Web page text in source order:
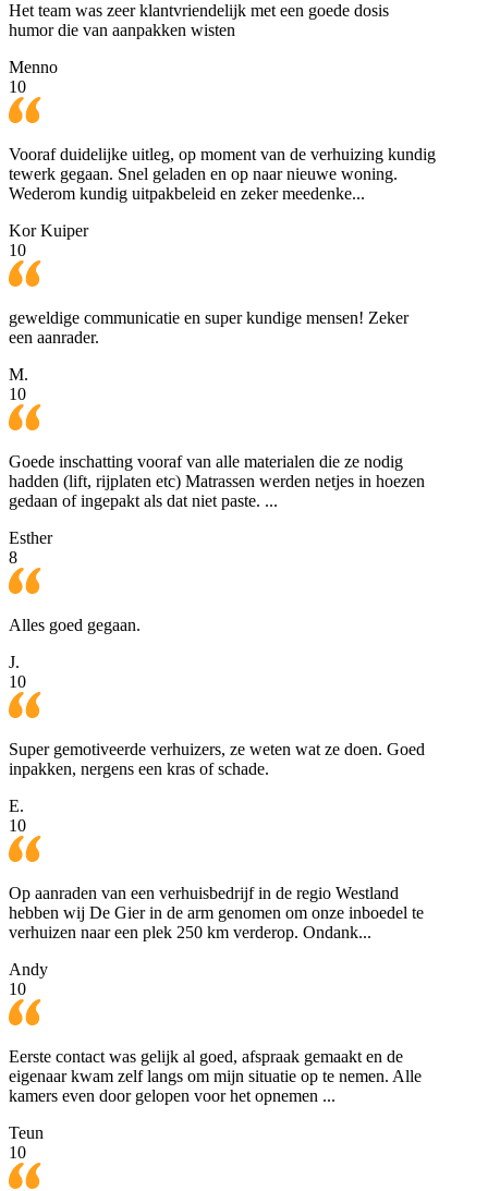
Het team was zeer klantvriendelijk met een goede dosis
humor die van aanpakken wisten
Menno
10
Vooraf duidelijke uitleg, op moment van de verhuizing kundig
tewerk gegaan. Snel geladen en op naar nieuwe woning.
Wederom kundig uitpakbeleid en zeker meedenke...
Kor Kuiper
10
geweldige communicatie en super kundige mensen! Zeker
een aanrader.
M.
10
Goede inschatting vooraf van alle materialen die ze nodig
hadden (lift, rijplaten etc) Matrassen werden netjes in hoezen
gedaan of ingepakt als dat niet paste. ...
Esther
8
Alles goed gegaan.
J.
10
Super gemotiveerde verhuizers, ze weten wat ze doen. Goed
inpakken, nergens een kras of schade.
E.
10
Op aanraden van een verhuisbedrijf in de regio Westland
hebben wij De Gier in de arm genomen om onze inboedel te
verhuizen naar een plek 250 km verderop. Ondank...
Andy
10
Eerste contact was gelijk al goed, afspraak gemaakt en de
eigenaar kwam zelf langs om mijn situatie op te nemen. Alle
kamers even door gelopen voor het opnemen ...
Teun
10